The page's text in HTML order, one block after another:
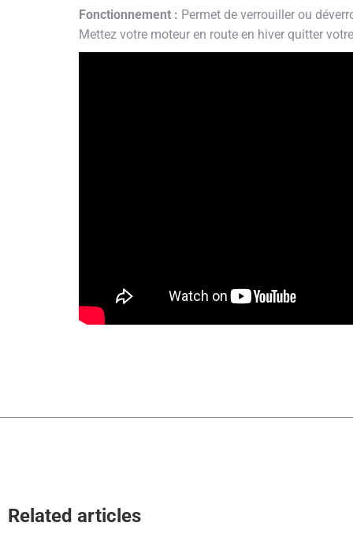
Fonctionnement : Permet de verrouiller ou
Mettez votre moteur en route en hiver quitter
Related articles